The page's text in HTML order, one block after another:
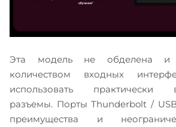
Эта модель не обделена и
количеством входных
использовать практически
разъемы. Порты Thunderbolt /
преимущества и